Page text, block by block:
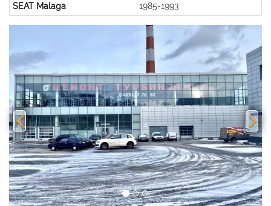
SEAT Malaga
1985-1993